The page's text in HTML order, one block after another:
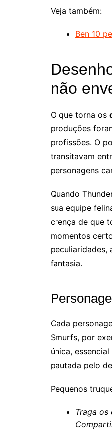
Veja também:
Ben 10
não
O que torna os
produções
profissões. O
transitavam
personagens
Quando
sua equipe
crença de que
momentos
peculiaridades,
fantasia.
Cada
Smurfs, por
única,
pautada pelo
Pequenos
Traga os